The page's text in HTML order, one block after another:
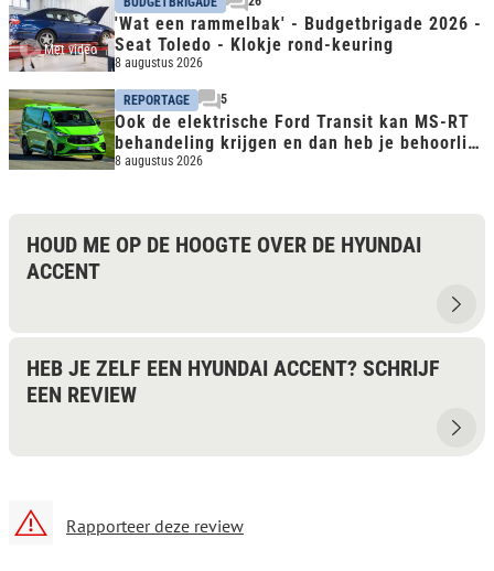
Met video
'Wat een rammelbak' - Budgetbrigade 2026 -
Seat Toledo - Klokje rond-keuring
8 augustus 2026
REPORTAGE 5
Ook de elektrische Ford Transit kan MS-RT
behandeling krijgen en dan heb je behoorlijk
snelle bus
8 augustus 2026
HOUD ME OP DE HOOGTE OVER DE HYUNDAI
ACCENT
HEB JE ZELF EEN HYUNDAI ACCENT? SCHRIJF
EEN REVIEW
Rapporteer deze review